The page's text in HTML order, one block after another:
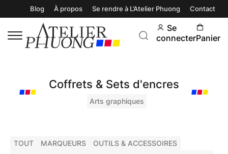
Blog À propos Se rendre à L’Atelier Phuong Contact
Se
connecterPanier
Coffrets & Sets d'encres
Arts graphiques
TOUT MARQUEURS
OUTILS & ACCESSOIRES